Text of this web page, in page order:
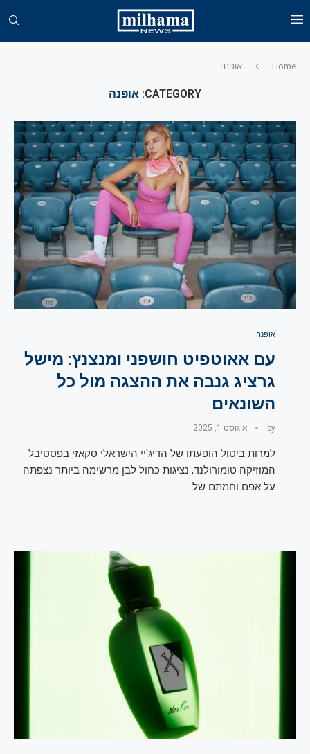
Home אופנה
CATEGORY: אופנה
אופנה
עם אאוטפיט חושפני ומנצנץ: מישל
גרציג גנבה את ההצגה מול כל
השונאים
by אוגוסט 1, 2025
למרות ביטול הופעתו של הדיג'יי הישראלי סקאזי בפסטיבל
המוזיקה טומורולנד, נציגות כחול לבן מרשימה ביותר נצפתה
על אפם וחמתם של …